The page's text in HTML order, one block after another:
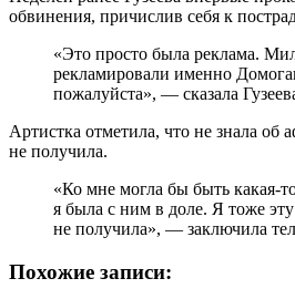
обвинения, причислив себя к
«Это просто была реклама.
рекламировали именно
пожалуйста», — сказала
Артистка отметила, что не знала об
не получила.
«Ко мне могла бы быть какая-
я была с ним в доле. Я тоже
не получила», — заключила
Похожие записи: